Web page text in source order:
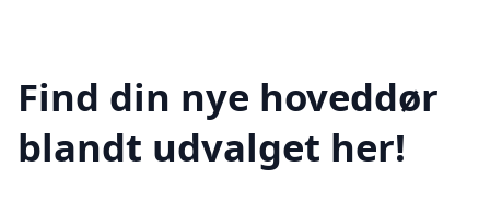
Find din nye hoveddør
blandt udvalget her!